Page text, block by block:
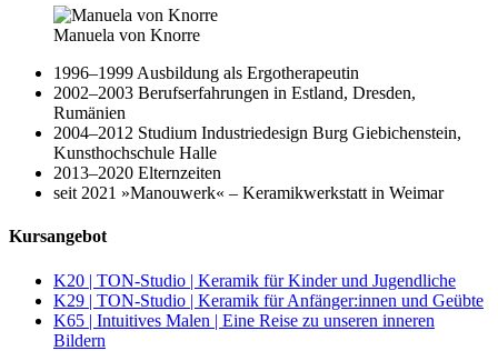
Manuela von Knorre
1996–1999 Ausbildung als Ergotherapeutin
2002–2003 Berufserfahrungen in Estland, Dresden,
Rumänien
2004–2012 Studium Industriedesign Burg Giebichenstein,
Kunsthochschule Halle
2013–2020 Elternzeiten
seit 2021 »Manouwerk« – Keramikwerkstatt in Weimar
Kursangebot
K20 | TON-Studio | Keramik für Kinder und Jugendliche
K29 | TON-Studio | Keramik für Anfänger:innen und Geübte
K65 | Intuitives Malen | Eine Reise zu unseren inneren
Bildern